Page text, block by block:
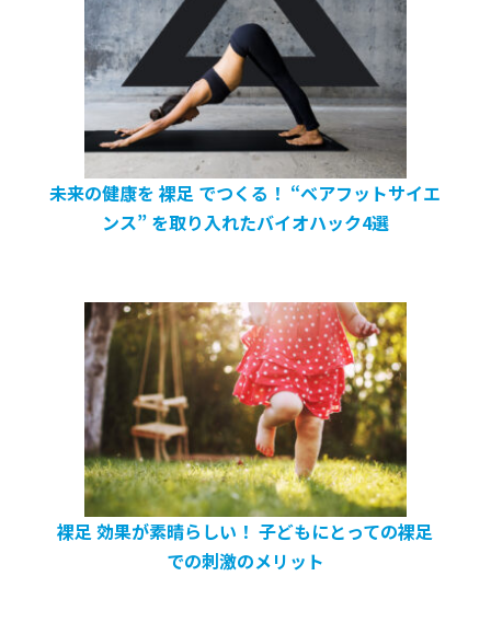
未来の健康を 裸足 でつくる！ “ベアフットサイエ
ンス” を取り入れたバイオハック4選
裸足 効果が素晴らしい！ 子どもにとっての裸足
での刺激のメリット